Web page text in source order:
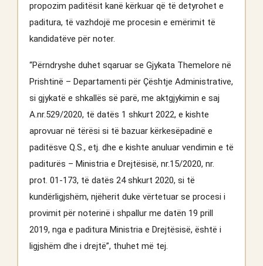
propozim paditësit kanë kërkuar që të detyrohet e
paditura, të vazhdojë me procesin e emërimit të
kandidatëve për noter.
“Përndryshe duhet sqaruar se Gjykata Themelore në
Prishtinë – Departamenti për Çështje Administrative,
si gjykatë e shkallës së parë, me aktgjykimin e saj
A.nr.529/2020, të datës 1 shkurt 2022, e kishte
aprovuar në tërësi si të bazuar kërkesëpadinë e
paditësve Q.S., etj. dhe e kishte anuluar vendimin e të
paditurës – Ministria e Drejtësisë, nr.15/2020, nr.
prot. 01-173, të datës 24 shkurt 2020, si të
kundërligjshëm, njëherit duke vërtetuar se procesi i
provimit për noterinë i shpallur me datën 19 prill
2019, nga e paditura Ministria e Drejtësisë, është i
ligjshëm dhe i drejtë”, thuhet më tej.